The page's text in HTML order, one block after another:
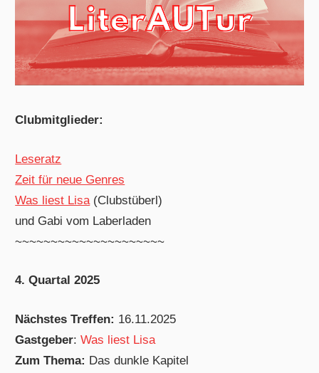
Clubmitglieder:
Leseratz
Zeit für neue Genres
Was liest Lisa(Clubstüberl)
und Gabi vom Laberladen
~~~~~~~~~~~~~~~~~~~~~
4. Quartal 2025
Nächstes Treffen: 16.11.2025
Gastgeber:Was liest Lisa
Zum Thema: Das dunkle Kapitel